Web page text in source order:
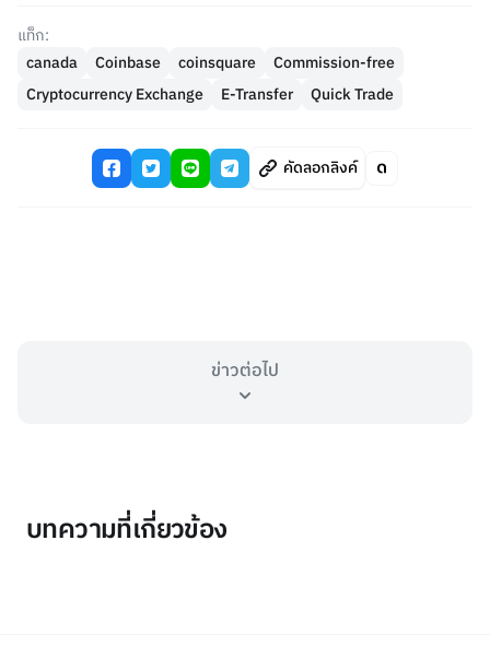
แท็ก:
canada
Coinbase coinsquare
Commission-free
Cryptocurrency Exchange
E-Transfer Quick Trade
คัดลอกลิงค์
ข่าวต่อไป
บทความที่เกี่ยวข้อง